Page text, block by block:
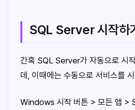
SQL Server 시작하
간혹 SQL Server가 자동으로 시
데, 이때에는 수동으로 서비스를
Windows 시작 버튼 > 모든 앱 >